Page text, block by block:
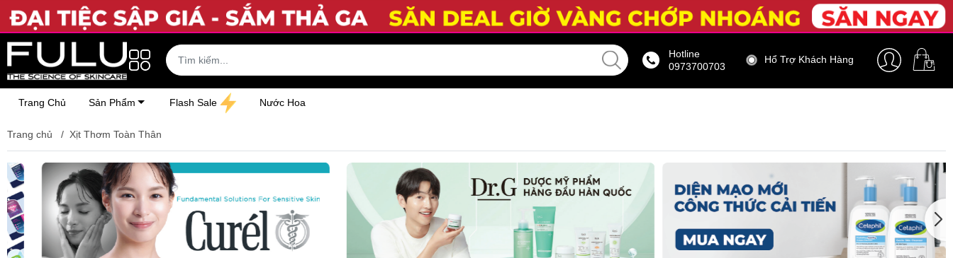
Hotline
0973700703
Hổ Trợ Khách Hàng
Trang Chủ Sản Phẩm Flash Sale Nước Hoa
Trang chủ / Xịt Thơm Toàn Thân